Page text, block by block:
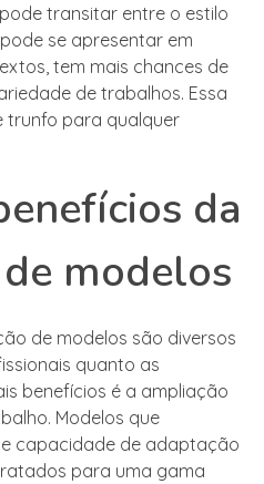
transitar entre o estilo
se apresentar em
tem mais chances de
de trabalhos. Essa
trunfo para qualquer
da
modelos
de modelos são diversos
quanto as
benefícios é a ampliação
Modelos que
capacidade de adaptação
para uma gama